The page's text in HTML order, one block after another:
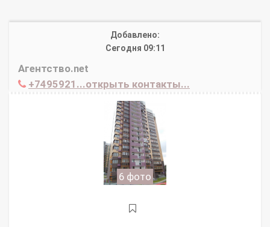
Добавлено:
Сегодня 09:11
Агентство.net
+7495921...открыть контакты...
6 фото